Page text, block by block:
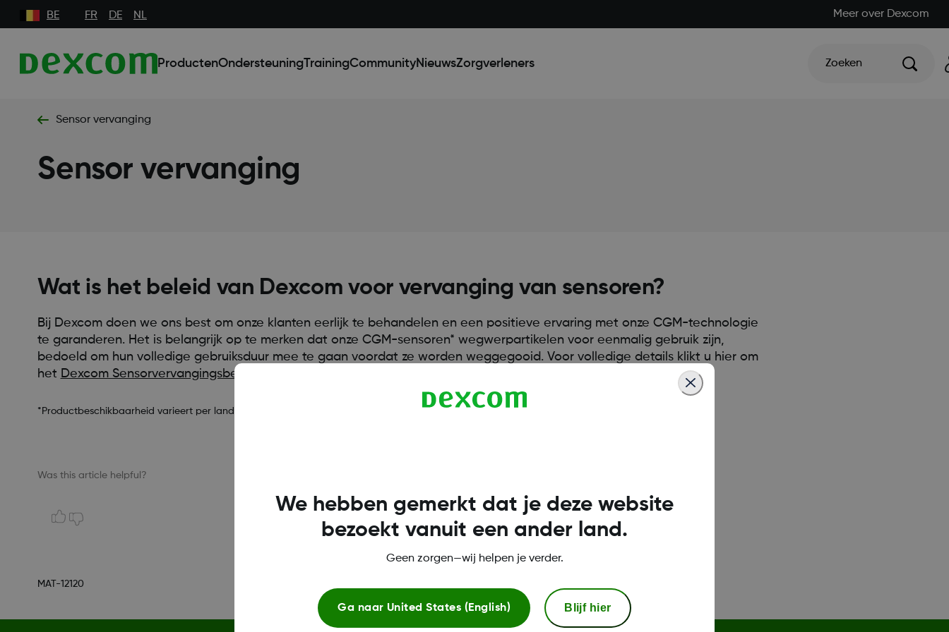
BE FR DE NL Meer over Dexcom
ProductenOndersteuningTrainingCommunityNieuwsZorgverleners Zoeken
Sensor vervanging
Sensor vervanging
Wat is het beleid van Dexcom voor vervanging van sensoren?
Bij Dexcom doen we ons best om onze klanten eerlijk te behandelen en een positieve ervaring met onze CGM-technologie
te garanderen. Het is belangrijk op te merken dat onze CGM-sensoren* wegwerpartikelen voor eenmalig gebruik zijn,
bedoeld om hun volledige gebruiksduur mee te gaan voordat ze worden weggegooid. Voor volledige details klikt u hier om
het Dexcom Sensorvervangingsbeleid
*Productbeschikbaarheid varieert per land
Was this article helpful?
MAT-12120
We hebben gemerkt dat je deze website
bezoekt vanuit een ander land.
Geen zorgen—wij helpen je verder.
Ga naar United States (English) Blijf hier